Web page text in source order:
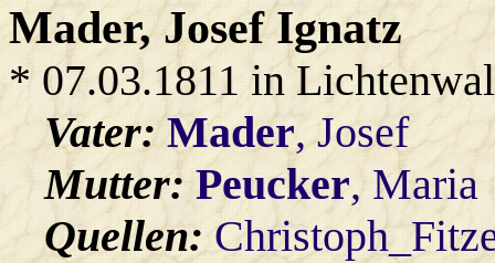
Mader, Josef Ignatz
* 07.03.1811 in
Vater:Mader, Josef
Mutter:Peucker, Maria
Quellen: